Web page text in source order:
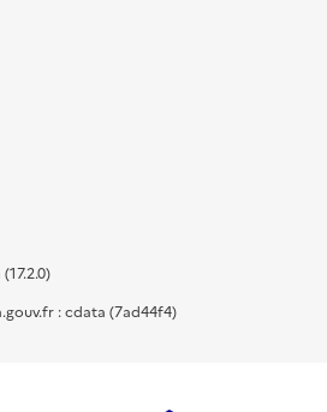
: cdata (7ad44f4)